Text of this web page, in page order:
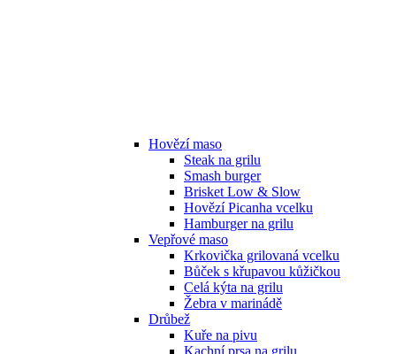
Hovězí maso
Steak na grilu
Smash burger
Brisket Low & Slow
Hovězí Picanha vcelku
Hamburger na grilu
Vepřové maso
Krkovička grilovaná vcelku
Bůček s křupavou kůžičkou
Celá kýta na grilu
Žebra v marinádě
Drůbež
Kuře na pivu
Kachní prsa na grilu